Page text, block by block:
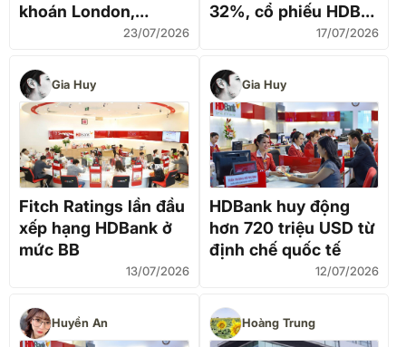
khoán London,
Dragon Capital23/07/2026
32%, cổ phiếu HDB
có dư địa tăng giá
HD SAISON
17/07/2026
Gia Huy
Fitch Ratings lần đầu
xếp hạng HDBank ở
mức BB
13/07/2026
Gia Huy
HDBank huy động
hơn 720 triệu USD từ
định chế quốc tế
12/07/2026
Huyền An Hoàng Trung